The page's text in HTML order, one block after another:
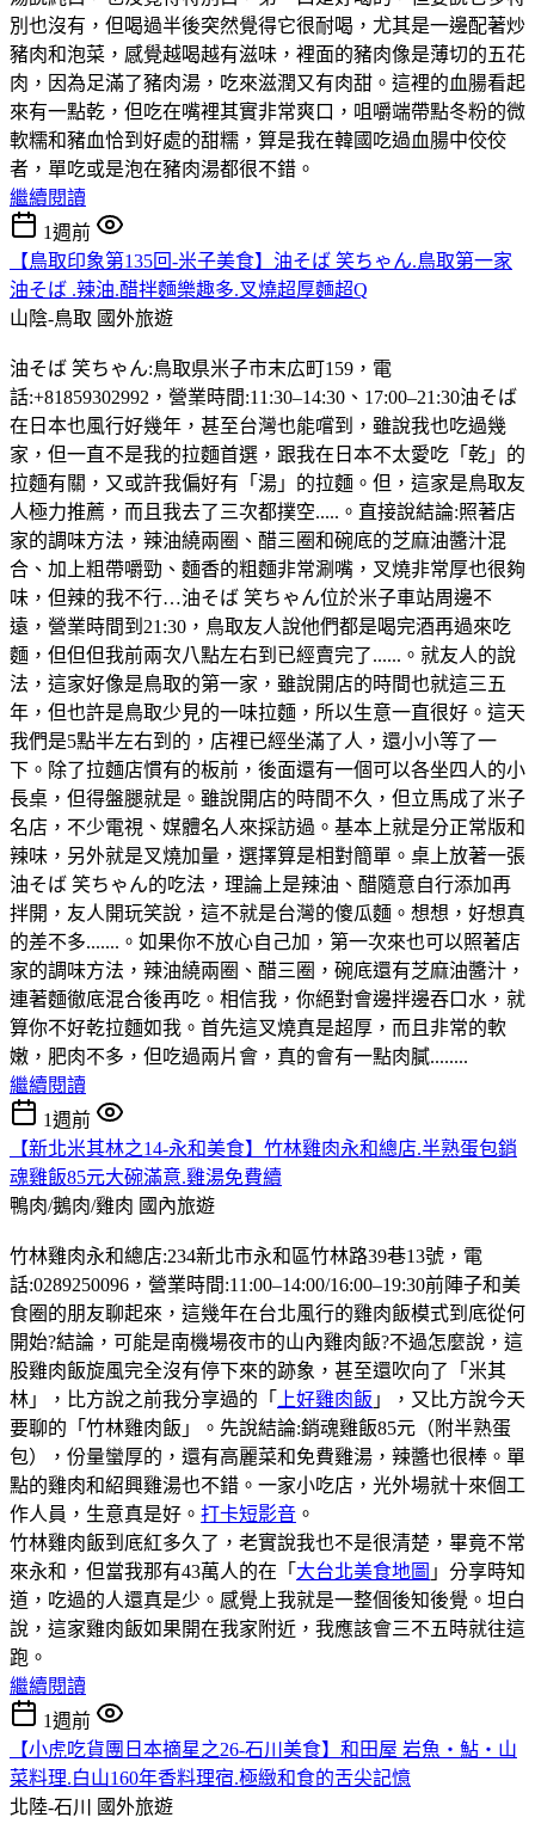
別也沒有，但喝過半後突然覺得它很耐喝，尤其是一邊配著炒
豬肉和泡菜，感覺越喝越有滋味，裡面的豬肉像是薄切的五花
肉，因為足滿了豬肉湯，吃來滋潤又有肉甜。這裡的血腸看起
來有一點乾，但吃在嘴裡其實非常爽口，咀嚼端帶點冬粉的微
軟糯和豬血恰到好處的甜糯，算是我在韓國吃過血腸中佼佼
者，單吃或是泡在豬肉湯都很不錯。
繼續閱讀
1週前
【鳥取印象第135回-米子美食】油そば 笑ちゃん.鳥取第一家
油そば .辣油.醋拌麵樂趣多.叉燒超厚麵超Q
山陰-鳥取 國外旅遊
油そば 笑ちゃん:鳥取県米子市末広町159，電
話:+81859302992，營業時間:11:30–14:30、17:00–21:30油そば
在日本也風行好幾年，甚至台灣也能嚐到，雖說我也吃過幾
家，但一直不是我的拉麵首選，跟我在日本不太愛吃「乾」的
拉麵有關，又或許我偏好有「湯」的拉麵。但，這家是鳥取友
人極力推薦，而且我去了三次都撲空.....。直接說結論:照著店
家的調味方法，辣油繞兩圈、醋三圈和碗底的芝麻油醬汁混
合、加上粗帶嚼勁、麵香的粗麵非常涮嘴，叉燒非常厚也很夠
味，但辣的我不行…油そば 笑ちゃん位於米子車站周邊不
遠，營業時間到21:30，鳥取友人說他們都是喝完酒再過來吃
麵，但但但我前兩次八點左右到已經賣完了......。就友人的說
法，這家好像是鳥取的第一家，雖說開店的時間也就這三五
年，但也許是鳥取少見的一味拉麵，所以生意一直很好。這天
我們是5點半左右到的，店裡已經坐滿了人，還小小等了一
下。除了拉麵店慣有的板前，後面還有一個可以各坐四人的小
長桌，但得盤腿就是。雖說開店的時間不久，但立馬成了米子
名店，不少電視、媒體名人來採訪過。基本上就是分正常版和
辣味，另外就是叉燒加量，選擇算是相對簡單。桌上放著一張
油そば 笑ちゃん的吃法，理論上是辣油、醋隨意自行添加再
拌開，友人開玩笑說，這不就是台灣的傻瓜麵。想想，好想真
的差不多.......。如果你不放心自己加，第一次來也可以照著店
家的調味方法，辣油繞兩圈、醋三圈，碗底還有芝麻油醬汁，
連著麵徹底混合後再吃。相信我，你絕對會邊拌邊吞口水，就
算你不好乾拉麵如我。首先這叉燒真是超厚，而且非常的軟
嫩，肥肉不多，但吃過兩片會，真的會有一點肉膩........
繼續閱讀
1週前
【新北米其林之14-永和美食】竹林雞肉永和總店.半熟蛋包銷
魂雞飯85元大碗滿意.雞湯免費續
鴨肉/鵝肉/雞肉 國內旅遊
竹林雞肉永和總店:234新北市永和區竹林路39巷13號，電
話:0289250096，營業時間:11:00–14:00/16:00–19:30前陣子和美
食圈的朋友聊起來，這幾年在台北風行的雞肉飯模式到底從何
開始?結論，可能是南機場夜市的山內雞肉飯?不過怎麼說，這
股雞肉飯旋風完全沒有停下來的跡象，甚至還吹向了「米其
林」，比方說之前我分享過的「
上好雞肉飯 」，又比方說今天
要聊的「竹林雞肉飯」。先說結論:銷魂雞飯85元（附半熟蛋
包），份量蠻厚的，還有高麗菜和免費雞湯，辣醬也很棒。單
點的雞肉和紹興雞湯也不錯。一家小吃店，光外場就十來個工
作人員，生意真是好。 打卡短影音 。
竹林雞肉飯到底紅多久了，老實說我也不是很清楚，畢竟不常
來永和，但當我那有43萬人的在「 大台北美食地圖 」分享時知
道，吃過的人還真是少。感覺上我就是一整個後知後覺。坦白
說，這家雞肉飯如果開在我家附近，我應該會三不五時就往這
跑。
繼續閱讀
1週前
【小虎吃貨團日本摘星之26-石川美食】和田屋 岩魚・鮎・山
菜料理.白山160年香料理宿.極緻和食的舌尖記憶
北陸-石川
國外旅遊